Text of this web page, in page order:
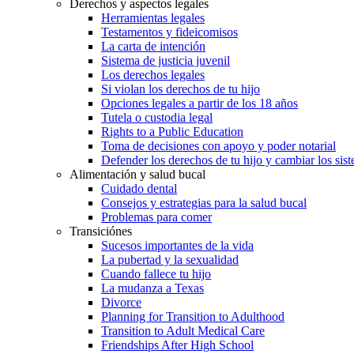
Derechos y aspectos legales
Herramientas legales
Testamentos y fideicomisos
La carta de intención
Sistema de justicia juvenil
Los derechos legales
Si violan los derechos de tu hijo
Opciones legales a partir de los 18 años
Tutela o custodia legal
Rights to a Public Education
Toma de decisiones con apoyo y poder notarial
Defender los derechos de tu hijo y cambiar los
Alimentación y salud bucal
Cuidado dental
Consejos y estrategias para la salud bucal
Problemas para comer
Transiciónes
Sucesos importantes de la vida
La pubertad y la sexualidad
Cuando fallece tu hijo
La mudanza a Texas
Divorce
Planning for Transition to Adulthood
Transition to Adult Medical Care
Friendships After High School